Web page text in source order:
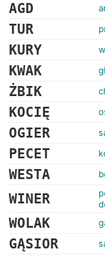
AGD
TUR
KURY
KWAK
ŻBIK
KOCIĘ
OGIER
PECET
WESTA
WINER
WOLAK
GĄSIOR